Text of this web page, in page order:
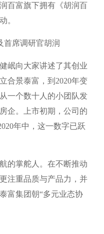
百富旗下拥有《胡润百
。
首席调研官胡润
岷向大家讲述了其创业
合景泰富，到2020年变
一个数十人的小团队发
企。上市初期，公司的
年中，这一数字已跃
的掌舵人。在不断推动
注重品质与产品力，并
富集团朝“多元业态协